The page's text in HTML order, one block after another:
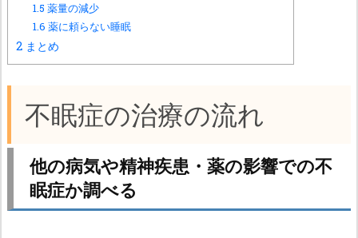
1.5 薬量の減少
1.6 薬に頼らない睡眠
2 まとめ
不眠症の治療の流れ
他の病気や精神疾患・薬の影響での不
眠症か調べる